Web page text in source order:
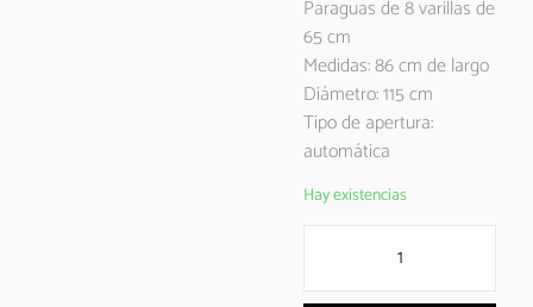
Paraguas de 8 varillas de
65 cm
Medidas: 86 cm de largo
Diámetro: 115 cm
Tipo de apertura:
automática
Hay existencias